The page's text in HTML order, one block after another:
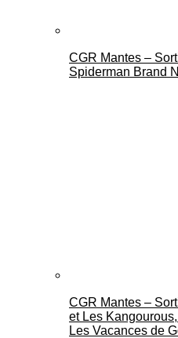
CGR Mantes –
Spiderman Brand
CGR Mantes –
et Les
Les Vacances de